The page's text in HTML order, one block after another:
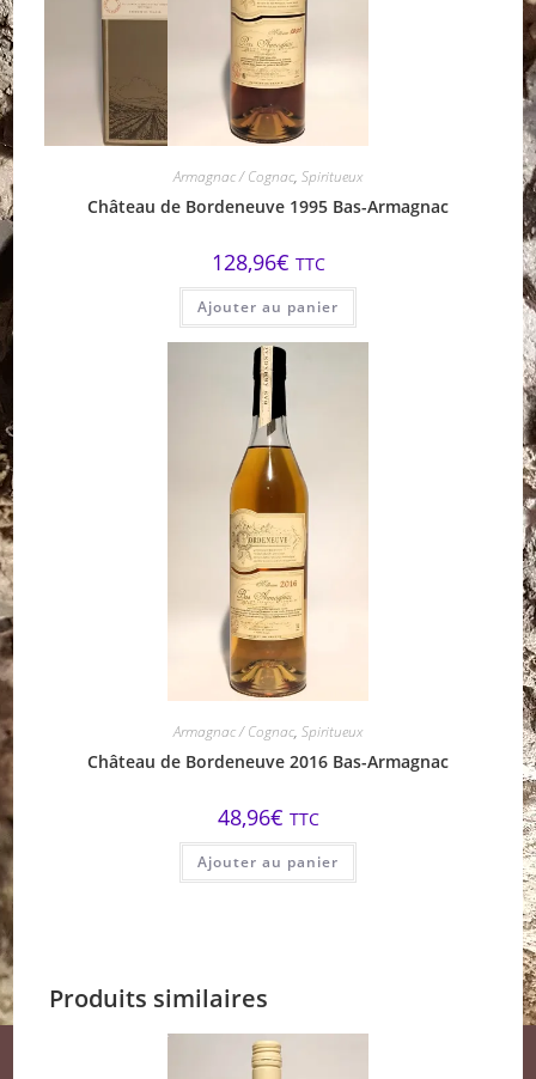
Armagnac / Cognac, Spiritueux
Château de Bordeneuve 1995 Bas-Armagnac
128,96€ TTC
Ajouter au panier
Armagnac / Cognac, Spiritueux
Château de Bordeneuve 2016 Bas-Armagnac
48,96€ TTC
Ajouter au panier
Produits similaires